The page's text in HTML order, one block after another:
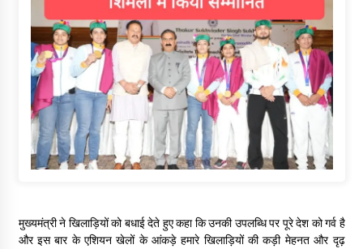
मुख्यमंत्री ने खिलाड़ियों को बधाई देते हुए कहा कि उनकी उपलब्धि पर पूरे देश को गर्व है
और इस बार के एशियन खेलों के आंकड़े हमारे खिलाड़ियों की कड़ी मेहनत और दृढ़